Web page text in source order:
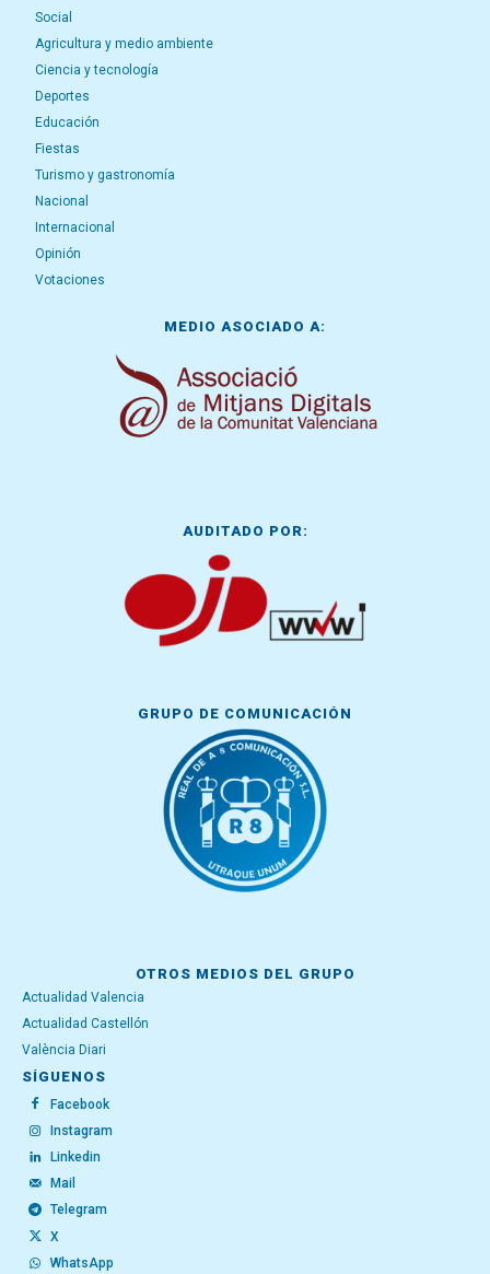
Social
Agricultura y medio ambiente
Ciencia y tecnología
Deportes
Educación
Fiestas
Turismo y gastronomía
Nacional
Internacional
Opinión
Votaciones
MEDIO ASOCIADO A:
AUDITADO POR:
GRUPO DE COMUNICACIÓN
OTROS MEDIOS DEL GRUPO
Actualidad Valencia
Actualidad Castellón
València Diari
SÍGUENOS
Facebook
Instagram
Linkedin
Mail
Telegram
X
WhatsApp